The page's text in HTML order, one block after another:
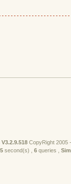
V3.2.9.518 CopyRight 2005
second(s) , 6 queries ,